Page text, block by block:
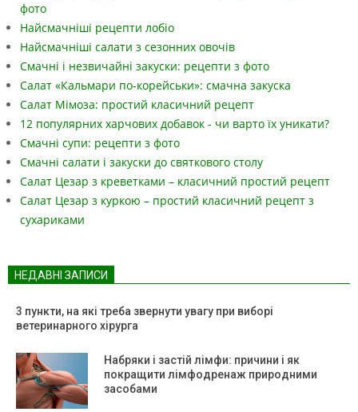
фото
Найсмачніші рецепти лобіо
Найсмачніші салати з сезонних овочів
Смачні і незвичайні закуски: рецепти з фото
Салат «Кальмари по-корейськи»: смачна закуска
Салат Мімоза: простий класичний рецепт
12 популярних харчових добавок - чи варто їх уникати?
Смачні супи: рецепти з фото
Смачні салати і закуски до святкового столу
Салат Цезар з креветками – класичний простий рецепт
Салат Цезар з куркою – простий класичний рецепт з
сухариками
НЕДАВНІ ЗАПИСИ
3 пункти, на які треба звернути увагу при виборі
ветеринарного хірурга
Набряки і застій лімфи: причини і як
покращити лімфодренаж природними
засобами